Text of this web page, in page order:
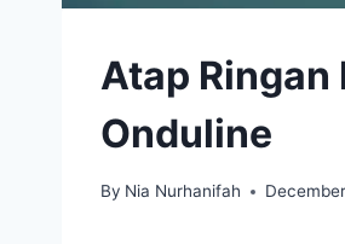
Atap Ringan
Onduline
By Nia Nurhanifah